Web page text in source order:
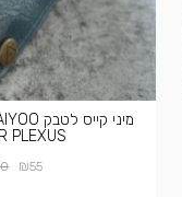
PLEXUS
₪55